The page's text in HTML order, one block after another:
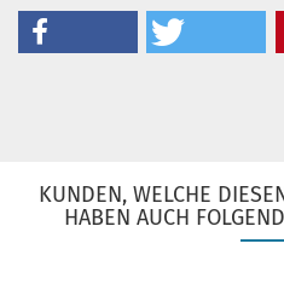
KUNDEN, WELCHE
HABEN AUCH